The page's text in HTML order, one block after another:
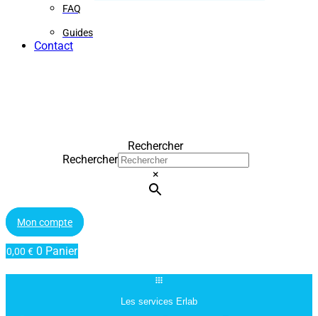
FAQ
Guides
Contact
Rechercher
Rechercher
×
Mon compte
0,00 € 0 Panier
Les services Erlab